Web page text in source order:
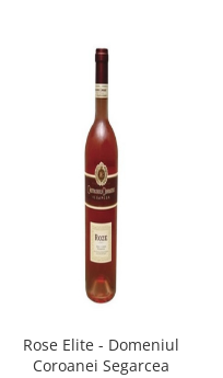
Rose Elite - Domeniul
Coroanei Segarcea